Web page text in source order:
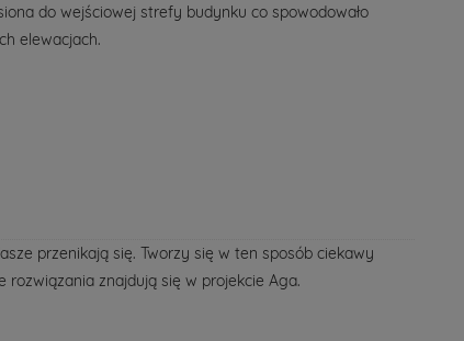
do wejściowej strefy budynku co spowodowało
elewacjach.
przenikają się. Tworzy się w ten sposób ciekawy
znajdują się w projekcie Aga.